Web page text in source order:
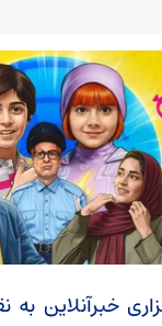
خبرآنلاین به